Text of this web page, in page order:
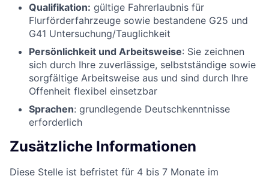
Qualifikation: gültige Fahrerlaubnis für
Flurförderfahrzeuge sowie bestandene G25 und
G41 Untersuchung/Tauglichkeit
Persönlichkeit und Arbeitsweise: Sie zeichnen
sich durch Ihre zuverlässige, selbstständige sowie
sorgfältige Arbeitsweise aus und sind durch Ihre
Offenheit flexibel einsetzbar
Sprachen: grundlegende Deutschkenntnisse
erforderlich
Zusätzliche Informationen
Diese Stelle ist befristet für 4 bis 7 Monate im